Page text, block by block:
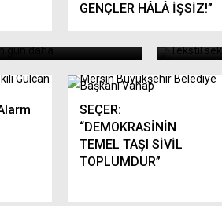
GENÇLER HÂLÂ İŞSİZ!”
SEÇER:
“DEMOKRASİNİN
TEMEL TAŞI SİVİL
TOPLUMDUR”